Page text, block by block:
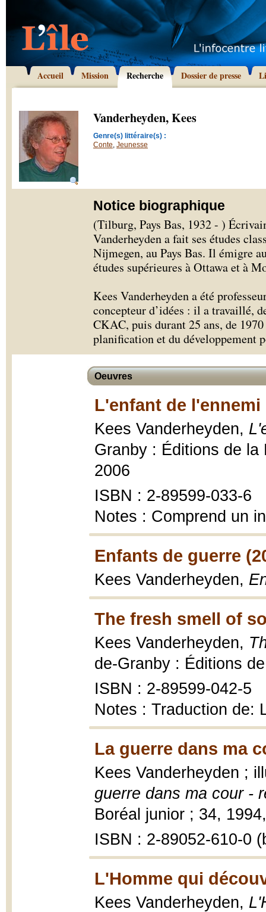
Accueil Mission Recherche Dossier de presse
Vanderheyden, Kees
Genre(s) littéraire(s) :
Conte, Jeunesse
Notice biographique
(Tilburg, Pays Bas, 1932 - )
Vanderheyden a fait ses études
Nijmegen, au Pays Bas. Il émigre
études supérieures à Ottawa et à
Kees Vanderheyden a été
concepteur d’idées : il a travaillé,
CKAC, puis durant 25 ans, de
planification et du développement
Oeuvres
L'enfant de l'ennemi
Kees Vanderheyden,
Granby : Éditions de
2006
ISBN : 2-89599-033-6
Notes : Comprend un
Enfants de guerre
Kees Vanderheyden,
The fresh smell of
Kees Vanderheyden,
de-Granby : Éditions
ISBN : 2-89599-042-5
Notes : Traduction de:
La guerre dans ma
Kees Vanderheyden ;
guerre dans ma cour -
Boréal junior ; 34,
ISBN : 2-89052-610-0
L'Homme qui
Kees Vanderheyden,